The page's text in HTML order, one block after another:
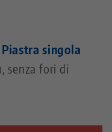
singola
senza fori di